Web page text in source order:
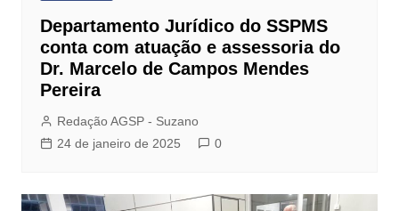
Departamento Jurídico do SSPMS
conta com atuação e assessoria do
Dr. Marcelo de Campos Mendes
Pereira
Redação AGSP - Suzano
24 de janeiro de 2025
0